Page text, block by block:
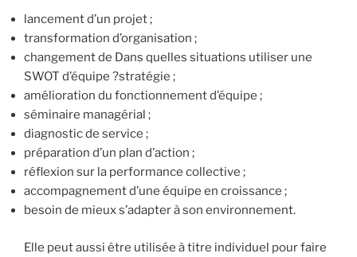
lancement d’un projet ;
transformation d’organisation ;
changement de Dans quelles situations utiliser une
SWOT d’équipe ?stratégie ;
amélioration du fonctionnement d’équipe ;
séminaire managérial ;
diagnostic de service ;
préparation d’un plan d’action ;
réflexion sur la performance collective ;
accompagnement d’une équipe en croissance ;
besoin de mieux s’adapter à son environnement.
Elle peut aussi être utilisée à titre individuel pour faire